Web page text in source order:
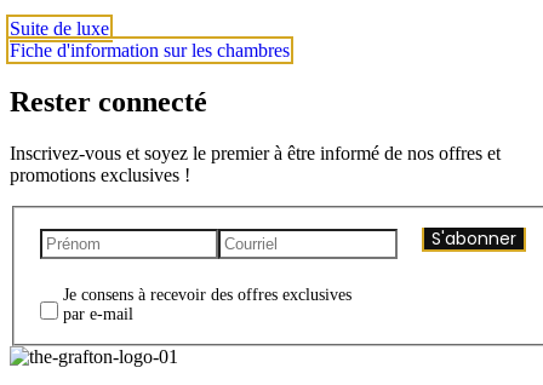
Suite de luxe
Fiche d'information sur les chambres
Rester connecté
Inscrivez-vous et soyez le premier à être informé de nos offres et
promotions exclusives !
S'abonner
Je consens à recevoir des offres exclusives
par e-mail